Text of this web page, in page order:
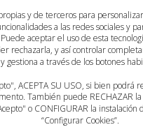
de
y de terceros para
a las redes sociales y
aceptar el uso de esta
rechazarla, y así controlar
gestiona a través de los botones
ACEPTA SU USO, si bien podrá
También puede RECHAZAR la
o CONFIGURAR la instalación
“Configurar Cookies”.